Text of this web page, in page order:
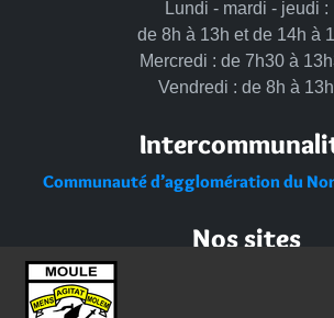
Lundi - mardi - jeudi :
de 8h à 13h et de 14h à
Mercredi : de 7h30 à
Vendredi : de 8h à 13h
Communauté d’agglomération du
Nos sites
Portail des Médiathèques Nord